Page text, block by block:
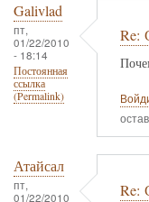
Galivlad
пт,
01/22/2010
- 18:14
Постоянная
ссылка
(Permalink)
Re:
Атайсал
пт,
01/22/2010
Re: